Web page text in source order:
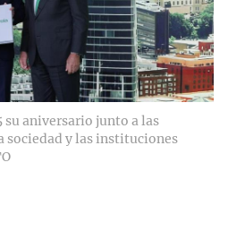
su aniversario junto a las
sociedad y las instituciones